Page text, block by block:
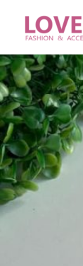
content